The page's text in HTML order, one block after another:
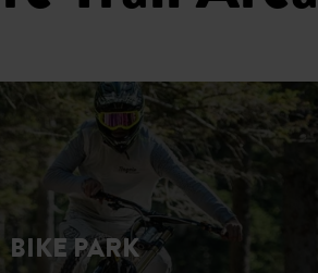
BIKE PARK